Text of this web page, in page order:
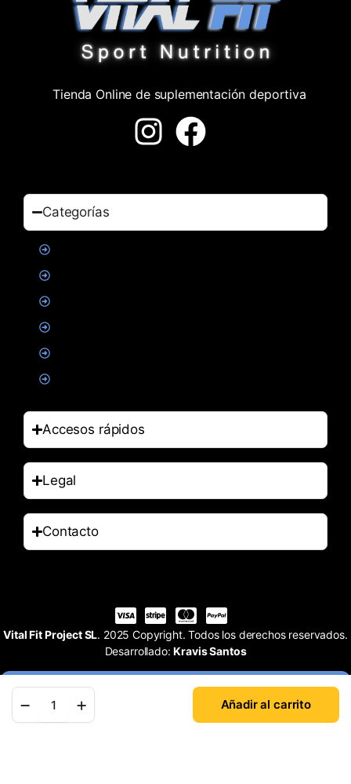
Añadir al carrito
Tienda Online de suplementación deportiva
Categorías
Accesos rápidos
Legal
Contacto
Vital Fit Project SL. 2025 Copyright. Todos los derechos reservados.
Desarrollado:Kravis Santos
Tienda Cuenta